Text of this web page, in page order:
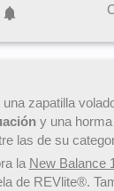
zapatilla
y una horma
las de su
la New Balance
de REVlite®.